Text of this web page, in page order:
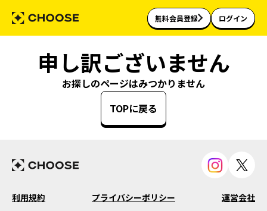
無料会員登録 ログイン
申し訳ございません
お探しのページはみつかりません
TOPに戻る
利用規約 プライバシーポリシー
運営会社